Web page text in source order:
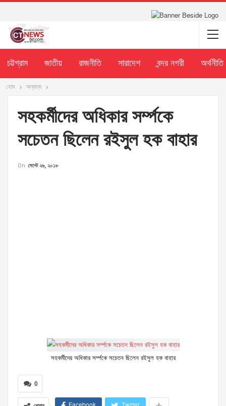
চট্টগ্রাম জাতীয় রাজনীতি সারাদেশ বন্দর নগরী অর্থনীতি
হোম অন্যান্য
সহকর্মীদের অধিকার সর্ম্পকে
সচেতন ছিলেন রইসুল হক বাহার
On সেপ্টে ২৬, ২০১৮
সহকর্মীদের অধিকার সর্ম্পকে সচেতন ছিলেন রইসুল হক বাহার
0